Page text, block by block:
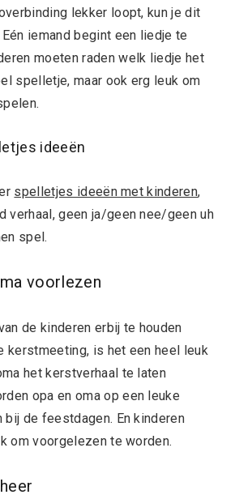
lekker loopt, kun je dit
iemand begint een liedje te
moeten raden welk liedje het
spelletje, maar ook erg leuk om
ideeën
spelletjes ideeën met kinderen,
verhaal, geen ja/geen nee/geen uh
spel.
voorlezen
de kinderen erbij te houden
kerstmeeting, is het een heel leuk
het kerstverhaal te laten
opa en oma op een leuke
bij de feestdagen. En kinderen
om voorgelezen te worden.